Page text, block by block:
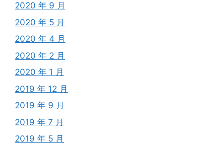
2020 年 9 月
2020 年 5 月
2020 年 4 月
2020 年 2 月
2020 年 1 月
2019 年 12 月
2019 年 9 月
2019 年 7 月
2019 年 5 月